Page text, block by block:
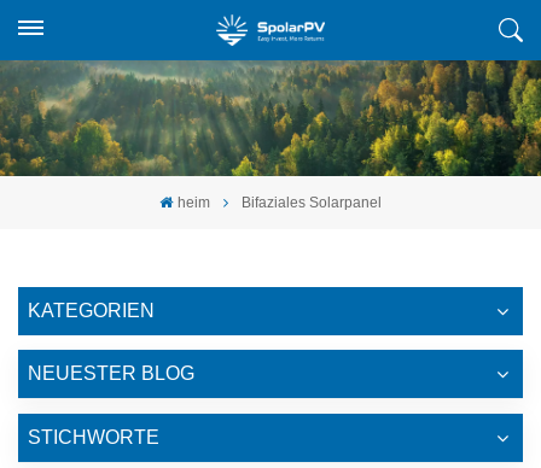
heim Bifaziales Solarpanel
KATEGORIEN
NEUESTER BLOG
STICHWORTE